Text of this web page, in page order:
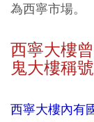
為西寧市場。
西寧大樓
鬼大樓稱號
西寧大樓內有